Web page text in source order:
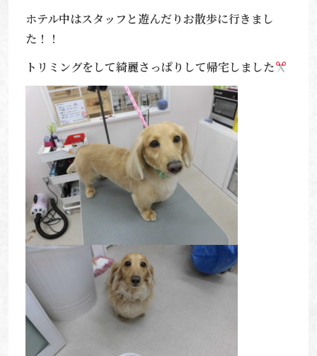
ホテル中はスタッフと遊んだりお散歩に行きまし
た！！
トリミングをして綺麗さっぱりして帰宅しました